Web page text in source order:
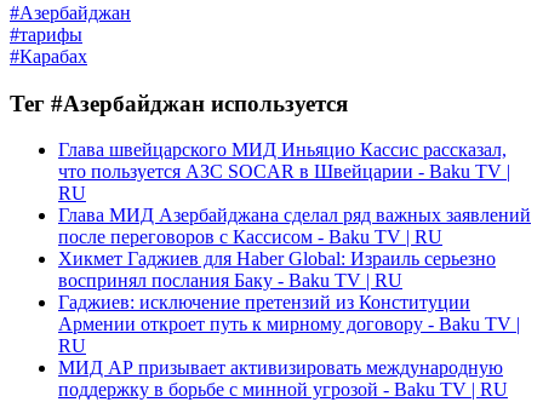
#Азербайджан
#тарифы
#Карабах
Тег #Азербайджан используется
Глава швейцарского МИД Иньяцио Кассис рассказал,
что пользуется АЗС SOCAR в Швейцарии - Baku TV |
RU
Глава МИД Азербайджана сделал ряд важных заявлений
после переговоров с Кассисом - Baku TV | RU
Хикмет Гаджиев для Haber Global: Израиль серьезно
воспринял послания Баку - Baku TV | RU
Гаджиев: исключение претензий из Конституции
Армении откроет путь к мирному договору - Baku TV |
RU
МИД АР призывает активизировать международную
поддержку в борьбе с минной угрозой - Baku TV | RU